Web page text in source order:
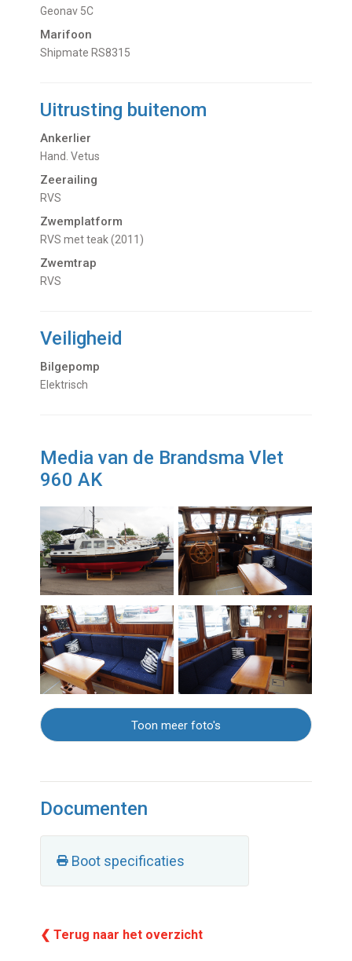
Geonav 5C
Marifoon
Shipmate RS8315
Uitrusting buitenom
Ankerlier
Hand. Vetus
Zeerailing
RVS
Zwemplatform
RVS met teak (2011)
Zwemtrap
RVS
Veiligheid
Bilgepomp
Elektrisch
Media van de Brandsma Vlet
960 AK
Toon meer foto's
Documenten
Boot specificaties
❮ Terug naar het overzicht